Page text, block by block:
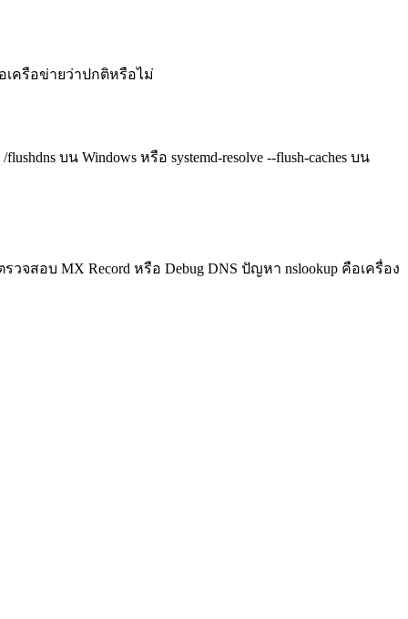
อเครือข่ายว่าปกติหรือไม่
บน Windows หรือ systemd-resolve --flush-caches บน
จสอบ MX Record หรือ Debug DNS ปัญหา nslookup คือเครื่อง